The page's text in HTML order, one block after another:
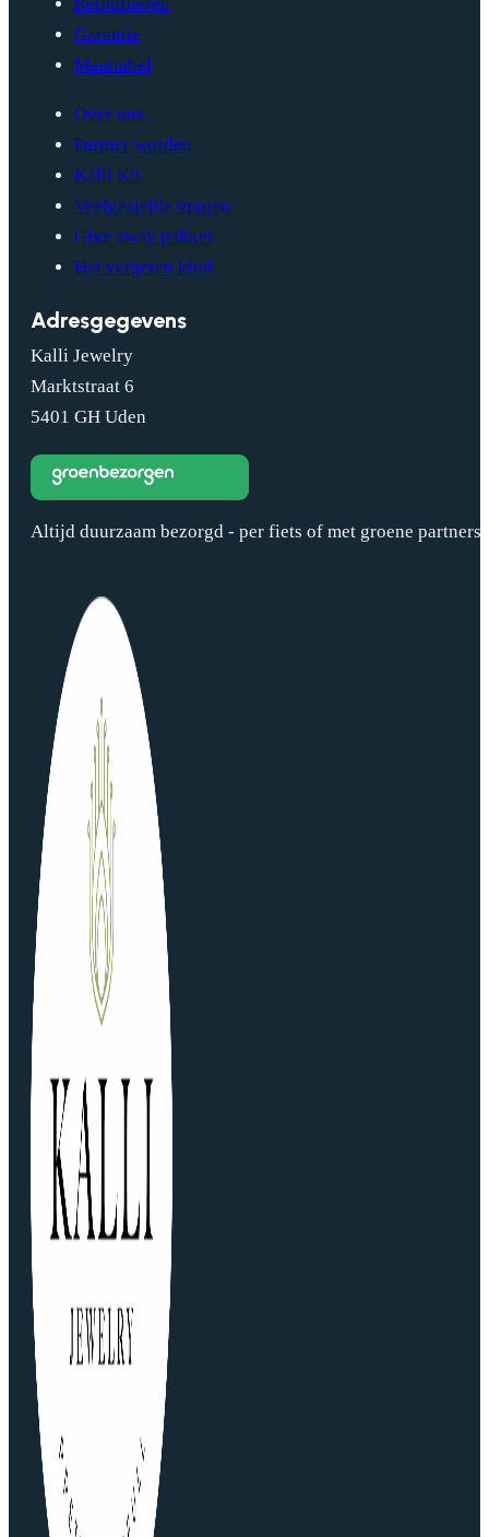
Retourneren
Garantie
Maattabel
Over ons
Partner worden
Kalli Kit
Veelgestelde vragen
Give away pakket
Het vergeten kind
Adresgegevens
Kalli Jewelry
Marktstraat 6
5401 GH Uden
Altijd duurzaam bezorgd - per fiets of met groene partners